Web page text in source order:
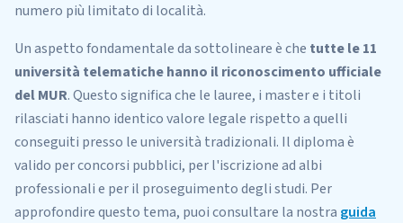
numero più limitato di località.
Un aspetto fondamentale da sottolineare è che tutte le 11
università telematiche hanno il riconoscimento ufficiale
del MUR. Questo significa che le lauree, i master e i titoli
rilasciati hanno identico valore legale rispetto a quelli
conseguiti presso le università tradizionali. Il diploma è
valido per concorsi pubblici, per l'iscrizione ad albi
professionali e per il proseguimento degli studi. Per
approfondire questo tema, puoi consultare la nostra guida